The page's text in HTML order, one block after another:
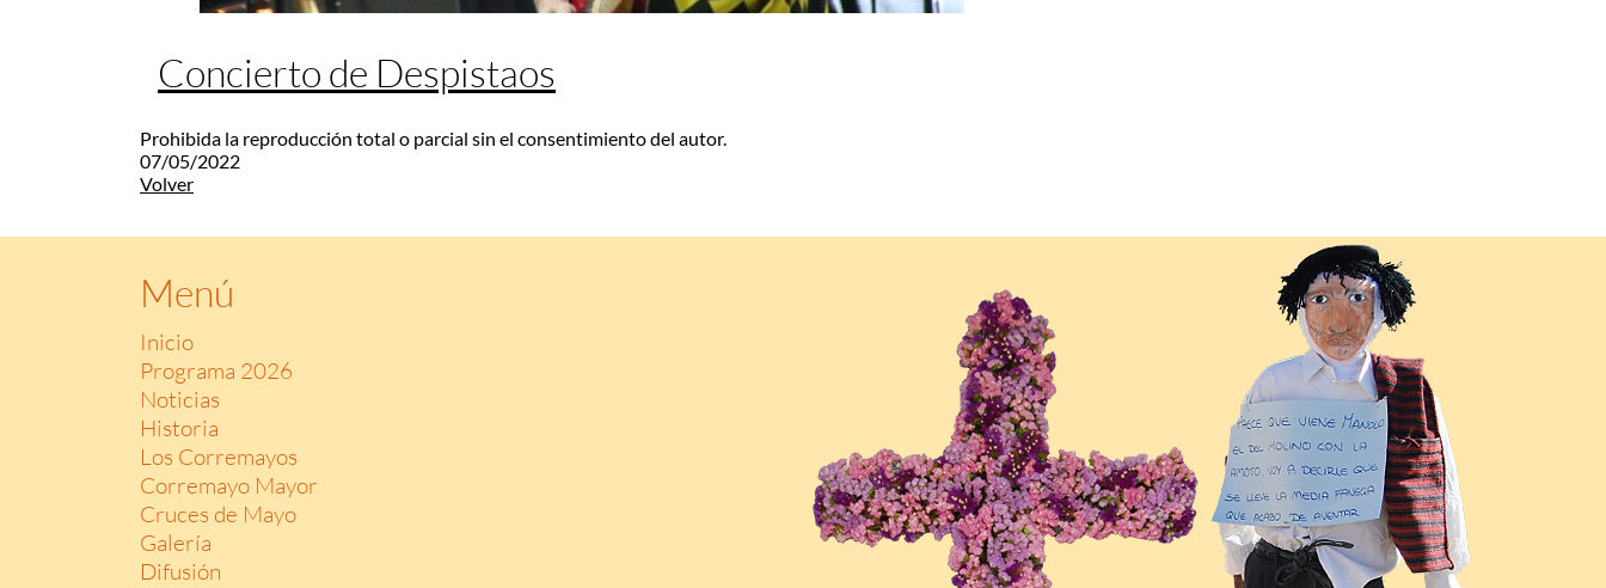
Concierto de Despistaos
Prohibida la reproducción total o parcial sin el consentimiento del autor.
07/05/2022
Volver
Menú
Inicio
Programa 2026
Noticias
Historia
Los Corremayos
Corremayo Mayor
Cruces de Mayo
Galería
Difusión